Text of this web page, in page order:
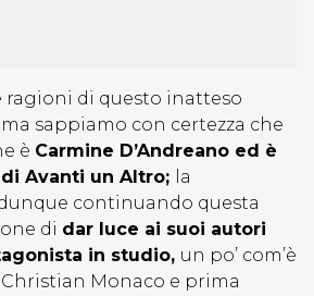
ragioni di questo inatteso
sappiamo con certezza che
è Carmine D’Andreano ed è
Avanti un Altro; la
continuando questa
di dar luce ai suoi autori
in studio, un po’ com’è
Monaco e prima